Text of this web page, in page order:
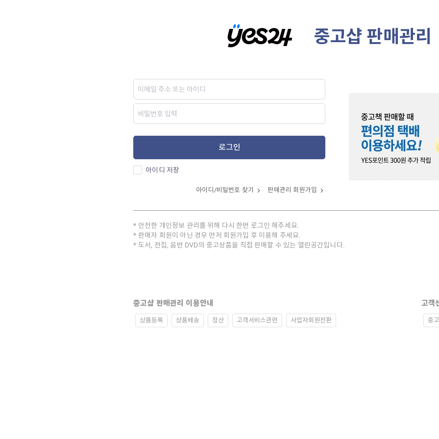
중고샵 판매관리
로그인
아이디 저장
아이디/비밀번호 찾기 판매관리 회원가입
안전한 개인정보 관리를 위해 다시 한번 로그인 해주세요.
판매자 회원이 아닌 경우 먼저 회원가입 후 이용해 주세요.
도서, 전집, 음반 DVD의 중고상품을 직접 판매할 수 있는 열린공간입니다.
중고샵 판매관리 이용안내
상품등록 상품배송 정산 고객서비스관련 사업자회원전환
고객
중